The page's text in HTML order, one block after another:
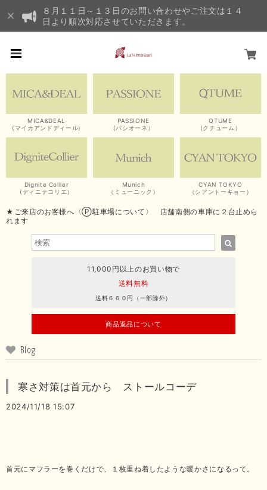
８月１１日～１３日のお問い合わせやご注文は１４
日より順次対応させていただきます。
MICA&DEAL
(マイカアンドディール)
PASSIONE
(パシオーネ）
QTUME
(クチューム）
Dignite Collier
(ディニテコリエ）
Munich
（ミューニック）
CYAN TOKYO
（シアントーキョー）
★ご来店のお客様へ〈Ⓟ駐車場について〉 店舗南側の車庫に２台止めら
れます
11,000円以上のお買い物で
送料無料
送料６６０円（一部除外）
商品返品について
Blog
寒さ対策は首元から ストールコーデ
2024/11/18 15:07
首元にマフラーを巻くだけで、１枚重ね着したような暖かさになるって。